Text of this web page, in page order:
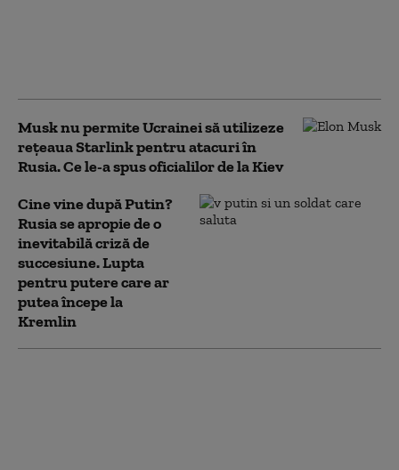
Musk nu permite Ucrainei să utilizeze
reţeaua Starlink pentru atacuri în
Rusia. Ce le-a spus oficialilor de la Kiev
Cine vine după Putin?
Rusia se apropie de o
inevitabilă criză de
succesiune. Lupta
pentru putere care ar
putea începe la
Kremlin